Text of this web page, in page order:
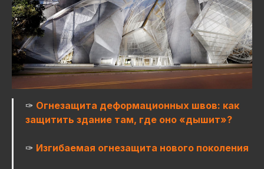
✑ Огнезащита деформационных швов: как
защитить здание там, где оно «дышит»?
✑ Изгибаемая огнезащита нового поколения